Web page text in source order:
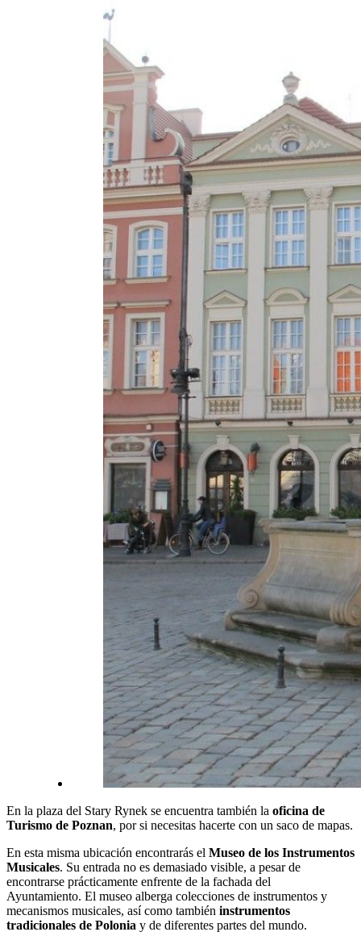
En la plaza del Stary Rynek se encuentra también la oficina de
Turismo de Poznan, por si necesitas hacerte con un saco de mapas.
En esta misma ubicación encontrarás el Museo de los Instrumentos
Musicales. Su entrada no es demasiado visible, a pesar de
encontrarse prácticamente enfrente de la fachada del
Ayuntamiento. El museo alberga colecciones de instrumentos y
mecanismos musicales, así como también instrumentos
tradicionales de Polonia y de diferentes partes del mundo.